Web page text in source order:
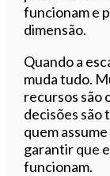
funcionam e
dimensão.
Quando a
muda tudo.
recursos são
decisões são
quem
garantir que
funcionam.